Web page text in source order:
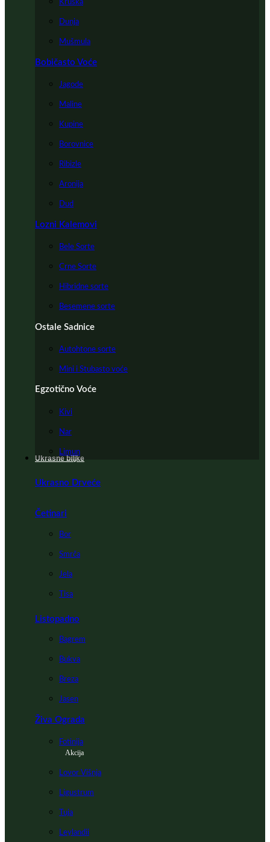
Kruška
Dunja
Mušmula
Bobičasto Voće
Jagode
Maline
Kupine
Borovnice
Ribizle
Aronija
Dud
Lozni Kalemovi
Bele Sorte
Crne Sorte
Hibridne sorte
Besemene sorte
Ostale Sadnice
Autohtone sorte
Mini i Stubasto voće
Egzotično Voće
Kivi
Nar
Limun
Ukrasne biljke
Ukrasno Drveće
Četinari
Bor
Smrča
Jela
Tisa
Listopadno
Bagrem
Bukva
Breza
Jasen
Živa Ograda
Fotinija
Akcija
Lovor Višnja
Ligustrum
Tuja
Leylandii